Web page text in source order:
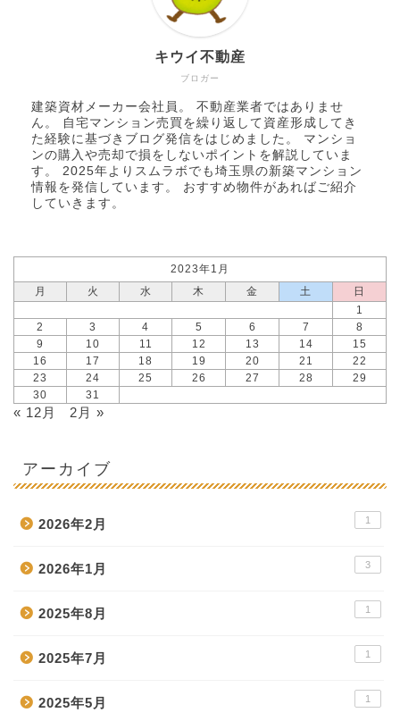
ブロガー
キウイ不動産
建築資材メーカー会社員。 不動産業者ではありませ
ん。 自宅マンション売買を繰り返して資産形成してき
た経験に基づきブログ発信をはじめました。 マンショ
ンの購入や売却で損をしないポイントを解説していま
す。 2025年より スムラボ でも埼玉県の新築マンション
情報を発信しています。 おすすめ物件があればご紹介
していきます。
2023年1月
月
火 水 木 金 土
日
1
2
3 4 5 6 7
8
9
10 11 12 13 14
15
16
17 18 19 20 21
22
23
24 25 26 27 28
29
30
31
« 12月 2月 »
アーカイブ
2026年2月 1
2026年1月 3
2025年8月 1
2025年7月 1
2025年5月 1